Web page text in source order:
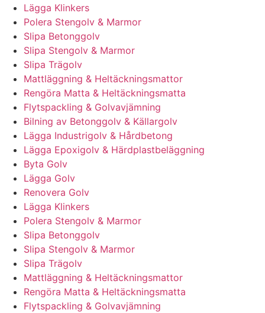
Lägga Klinkers
Polera Stengolv & Marmor
Slipa Betonggolv
Slipa Stengolv & Marmor
Slipa Trägolv
Mattläggning & Heltäckningsmattor
Rengöra Matta & Heltäckningsmatta
Flytspackling & Golvavjämning
Bilning av Betonggolv & Källargolv
Lägga Industrigolv & Hårdbetong
Lägga Epoxigolv & Härdplastbeläggning
Byta Golv
Lägga Golv
Renovera Golv
Lägga Klinkers
Polera Stengolv & Marmor
Slipa Betonggolv
Slipa Stengolv & Marmor
Slipa Trägolv
Mattläggning & Heltäckningsmattor
Rengöra Matta & Heltäckningsmatta
Flytspackling & Golvavjämning